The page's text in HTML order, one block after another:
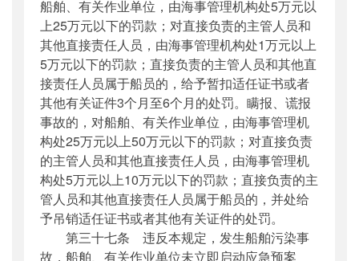
船舶、有关作业单位，由海事管理机构处5万元以
上25万元以下的罚款；对直接负责的主管人员和
其他直接责任人员，由海事管理机构处1万元以上
5万元以下的罚款；直接负责的主管人员和其他直
接责任人员属于船员的，给予暂扣适任证书或者
其他有关证件3个月至6个月的处罚。瞒报、谎报
事故的，对船舶、有关作业单位，由海事管理机
构处25万元以上50万元以下的罚款；对直接负责
的主管人员和其他直接责任人员，由海事管理机
构处5万元以上10万元以下的罚款；直接负责的主
管人员和其他直接责任人员属于船员的，并处给
予吊销适任证书或者其他有关证件的处罚。
第三十七条 违反本规定，发生船舶污染事
故，船舶、有关作业单位未立即启动应急预案